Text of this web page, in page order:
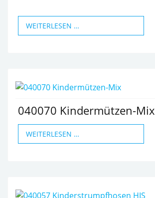
WEITERLESEN …
040070 Kindermützen-Mix
WEITERLESEN …